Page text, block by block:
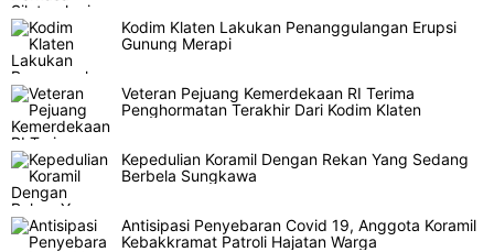
Kodim Klaten Lakukan Penanggulangan Erupsi
Gunung Merapi
Veteran Pejuang Kemerdekaan RI Terima
Penghormatan Terakhir Dari Kodim Klaten
Kepedulian Koramil Dengan Rekan Yang Sedang
Berbela Sungkawa
Antisipasi Penyebaran Covid 19, Anggota Koramil
Kebakkramat Patroli Hajatan Warga